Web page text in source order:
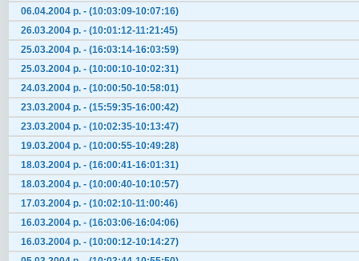
06.04.2004 р. - (10:03:09-10:07:16)
26.03.2004 р. - (10:01:12-11:21:45)
25.03.2004 р. - (16:03:14-16:03:59)
25.03.2004 р. - (10:00:10-10:02:31)
24.03.2004 р. - (10:00:50-10:58:01)
23.03.2004 р. - (15:59:35-16:00:42)
23.03.2004 р. - (10:02:35-10:13:47)
19.03.2004 р. - (10:00:55-10:49:28)
18.03.2004 р. - (16:00:41-16:01:31)
18.03.2004 р. - (10:00:40-10:10:57)
17.03.2004 р. - (10:02:10-11:00:46)
16.03.2004 р. - (16:03:06-16:04:06)
16.03.2004 р. - (10:00:12-10:14:27)